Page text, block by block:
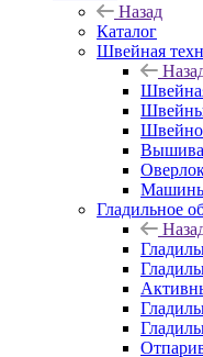
Назад
Каталог
Швейная
Машины
Гладильное